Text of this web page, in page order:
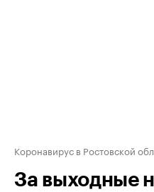
Коронавирус в Ростовской
За выходные